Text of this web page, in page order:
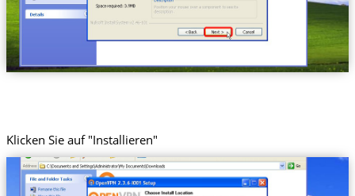
Klicken Sie auf "Installieren"